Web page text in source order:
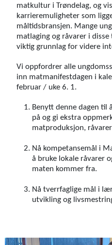
matkultur i Trøndelag, og
karrieremuligheter som
måltidsbransjen. Mange
matlaging og råvarer i disse
viktig grunnlag for videre
Vi oppfordrer alle
inn matmanifestdagen i
februar / uke 6. 1.
Benytt denne dagen til
på og gi ekstra
matproduksjon,
Nå kompetansemål i
å bruke lokale råvarer
maten kommer fra.
Nå tverrfaglige mål i
utvikling og